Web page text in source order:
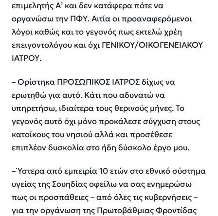
επιμελητής Α’ και δεν κατάφερα πότε να
οργανώσω την ΠΦΥ. Αιτία οι προαναφερόμενοι
λόγοι καθώς και το γεγονός πως εκτελώ χρέη
επειγοντολόγου και όχι ΓΕΝΙΚΟΥ/ΟΙΚΟΓΕΝΕΙΑΚΟΥ
ΙΑΤΡΟΥ.
– Ορίστηκα ΠΡΟΣΩΠΙΚΟΣ ΙΑΤΡΟΣ δίχως να
ερωτηθώ για αυτό. Κάτι που αδυνατώ να
υπηρετήσω, ιδιαίτερα τους θερινούς μήνες. Το
γεγονός αυτό όχι μόνο προκάλεσε σύγχυση στους
κατοίκους του νησιού αλλά και προσέθεσε
επιπλέον δυσκολία στο ήδη δύσκολο έργο μου.
– Ύστερα από εμπειρία 10 ετών στο εθνικό σύστημα
υγείας της Σουηδίας οφείλω να σας ενημερώσω
πως οι προσπάθειες – από όλες τις κυβερνήσεις –
για την οργάνωση της Πρωτοβάθμιας Φροντίδας